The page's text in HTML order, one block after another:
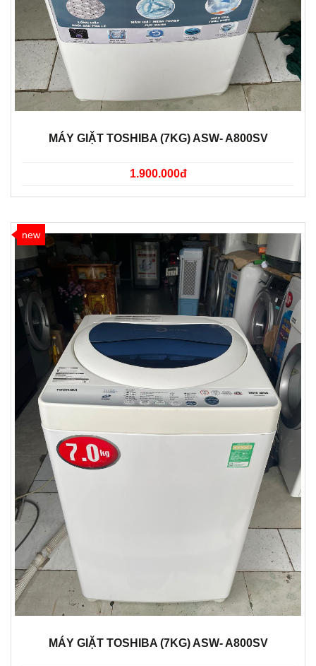
MÁY GIẶT TOSHIBA (7KG) ASW- A800SV
1.900.000đ
new
MÁY GIẶT TOSHIBA (7KG) ASW- A800SV